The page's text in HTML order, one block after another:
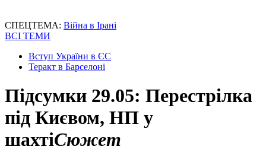
СПЕЦТЕМА: Війна в Ірані
ВСІ ТЕМИ
Вступ України в ЄС
Теракт в Барселоні
Підсумки 29.05: Перестрілка
під Києвом, НП у
шахтіСюжет